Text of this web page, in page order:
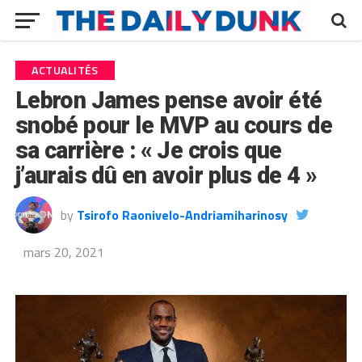
ACTUALITÉS
Lebron James pense avoir été
snobé pour le MVP au cours de
sa carrière : « Je crois que
j’aurais dû en avoir plus de 4 »
by Tsirofo Raonivelo-Andriamiharinosy
mars 20, 2021